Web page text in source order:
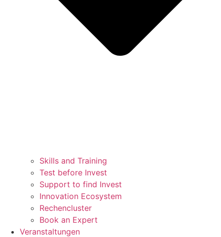
Skills and Training
Test before Invest
Support to find Invest
Innovation Ecosystem
Rechencluster​
Book an Expert
Veranstaltungen